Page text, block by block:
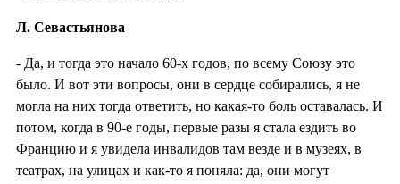
Л. Севастьянова
- Да, и тогда это начало 60-х годов, по всему Союзу это
было. И вот эти вопросы, они в сердце собирались, я не
могла на них тогда ответить, но какая-то боль оставалась. И
потом, когда в 90-е годы, первые разы я стала ездить во
Францию и я увидела инвалидов там везде и в музеях, в
театрах, на улицах и как-то я поняла: да, они могут